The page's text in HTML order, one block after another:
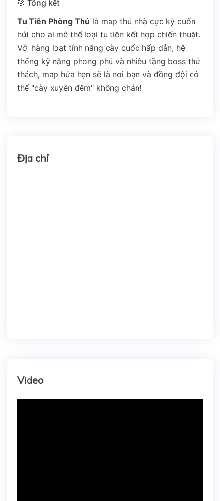
🎯 Tổng kết
Tu Tiên Phòng Thủ là map thủ nhà cực kỳ cuốn
hút cho ai mê thể loại tu tiên kết hợp chiến thuật.
Với hàng loạt tính năng cày cuốc hấp dẫn, hệ
thống kỹ năng phong phú và nhiều tầng boss thử
thách, map hứa hẹn sẽ là nơi bạn và đồng đội có
thể "cày xuyên đêm" không chán!
Địa chỉ
Video